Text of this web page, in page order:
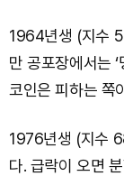
1964년생 (지수
만 공포장에서는 ‘
코인은 피하는 쪽
1976년생 (지수
다. 급락이 오면